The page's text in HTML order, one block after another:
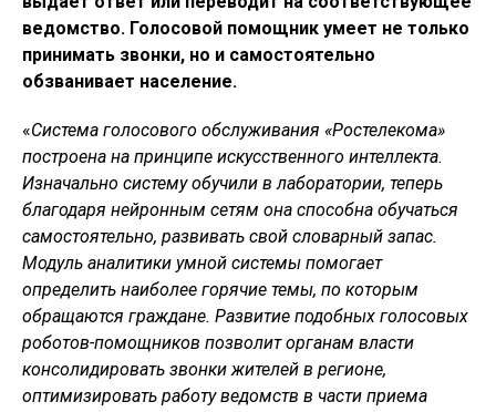
ведомство. Голосовой помощник умеет не только
принимать звонки, но и самостоятельно
обзванивает население.
«Система голосового обслуживания «Ростелекома»
построена на принципе искусственного интеллекта.
Изначально систему обучили в лаборатории, теперь
благодаря нейронным сетям она способна обучаться
самостоятельно, развивать свой словарный запас.
Модуль аналитики умной системы помогает
определить наиболее горячие темы, по которым
обращаются граждане. Развитие подобных голосовых
роботов-помощников позволит органам власти
консолидировать звонки жителей в регионе,
оптимизировать работу ведомств в части приема